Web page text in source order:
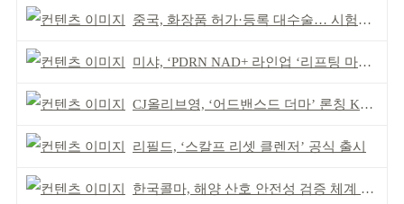
중국, 화장품 허가·등록 대수술… 시험자료 공용 허용
미샤, ‘PDRN NAD+ 라인업 ‘리프팅 마스크’ 출시
CJ올리브영, ‘어드밴스드 더마’ 론칭 K더마 육성 박차
리필드, ‘스칼프 리셋 클렌저’ 공식 출시
한국콜마, 해양 산호 안전성 검증 체계 구축